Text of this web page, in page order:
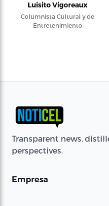
Luisito Vigoreaux
Columnista Cultural y de
Entretenimiento
Transparent news,
perspectives.
Empresa